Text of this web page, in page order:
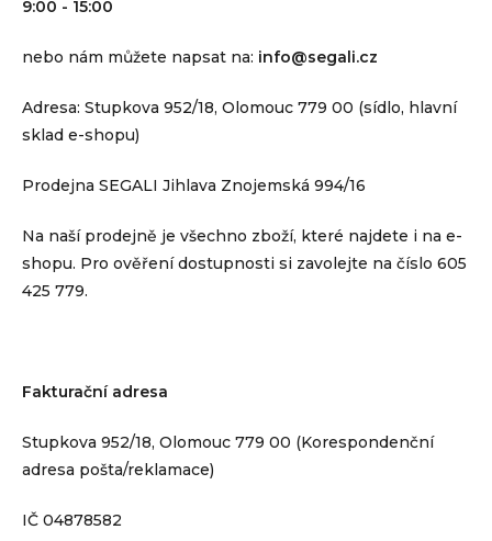
9:00 - 15:00
nebo nám můžete napsat na: info@segali.cz
Adresa: Stupkova 952/18, Olomouc 779 00 (sídlo, hlavní
sklad e-shopu)
Prodejna SEGALI Jihlava Znojemská 994/16
Na naší prodejně je všechno zboží, které najdete i na e-
shopu. Pro ověření dostupnosti si zavolejte na číslo 605
425 779.
Fakturační adresa
Stupkova 952/18, Olomouc 779 00 (Korespondenční
adresa pošta/reklamace)
IČ 04878582